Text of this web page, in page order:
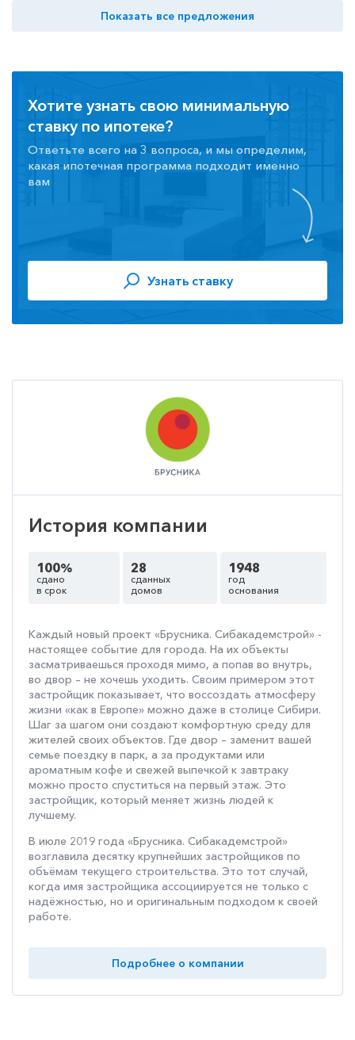
Показать все предложения
Хотите узнать свою минимальную
ставку по ипотеке?
Ответьте всего на 3 вопроса, и мы определим,
какая ипотечная программа подходит именно
вам
Узнать ставку
История компании
100%
сдано
в срок
28
сданных
домов
1948
год
основания
Каждый новый проект «Брусника. Сибакадемстрой» -
настоящее событие для города. На их объекты
засматриваешься проходя мимо, а попав во внутрь,
во двор – не хочешь уходить. Своим примером этот
застройщик показывает, что воссоздать атмосферу
жизни «как в Европе» можно даже в столице Сибири.
Шаг за шагом они создают комфортную среду для
жителей своих объектов. Где двор – заменит вашей
семье поездку в парк, а за продуктами или
ароматным кофе и свежей выпечкой к завтраку
можно просто спуститься на первый этаж. Это
застройщик, который меняет жизнь людей к
лучшему.
В июле 2019 года «Брусника. Сибакадемстрой»
возглавила десятку крупнейших застройщиков по
объёмам текущего строительства. Это тот случай,
когда имя застройщика ассоциируется не только с
надёжностью, но и оригинальным подходом к своей
работе.
Подробнее о компании